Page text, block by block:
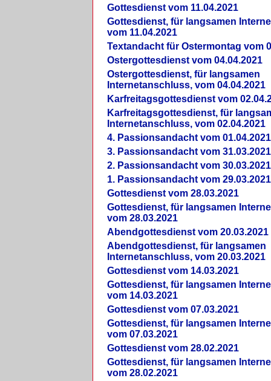
Gottesdienst vom 11.04.2021
Gottesdienst, für langsamen
vom 11.04.2021
Textandacht für Ostermontag vom
Ostergottesdienst vom 04.04.2021
Ostergottesdienst, für langsamen
Internetanschluss, vom 04.04.2021
Karfreitagsgottesdienst vom
Karfreitagsgottesdienst, für
Internetanschluss, vom 02.04.2021
4. Passionsandacht vom 01.04.2021
3. Passionsandacht vom 31.03.2021
2. Passionsandacht vom 30.03.2021
1. Passionsandacht vom 29.03.2021
Gottesdienst vom 28.03.2021
Gottesdienst, für langsamen
vom 28.03.2021
Abendgottesdienst vom 20.03.2021
Abendgottesdienst, für langsamen
Internetanschluss, vom 20.03.2021
Gottesdienst vom 14.03.2021
Gottesdienst, für langsamen
vom 14.03.2021
Gottesdienst vom 07.03.2021
Gottesdienst, für langsamen
vom 07.03.2021
Gottesdienst vom 28.02.2021
Gottesdienst, für langsamen
vom 28.02.2021